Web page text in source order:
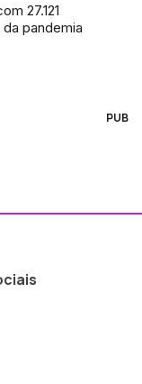
27.121
pandemia
PUB
ao